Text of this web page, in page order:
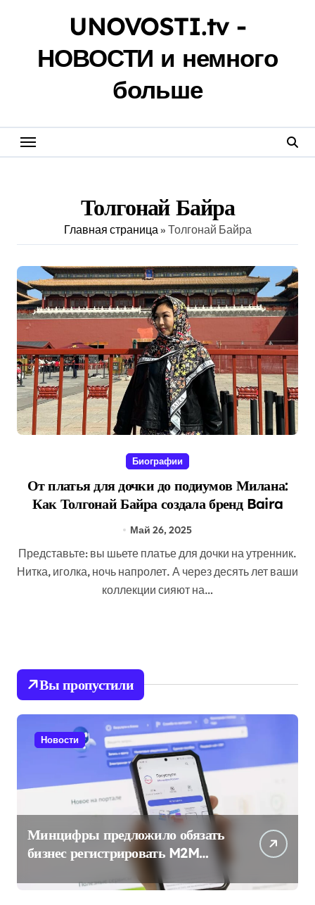
UNOVOSTI.tv -
НОВОСТИ и немного
больше
Толгонай Байра
Главная страница» Толгонай Байра
Биографии
От платья для дочки до подиумов Милана:
Как Толгонай Байра создала бренд Baira
Май 26, 2025
Представьте: вы шьете платье для дочки на утренник.
Нитка, иголка, ночь напролет. А через десять лет ваши
коллекции сияют на…
Вы пропустили
Новости
Минцифры предложило обязать
бизнес регистрировать M2M